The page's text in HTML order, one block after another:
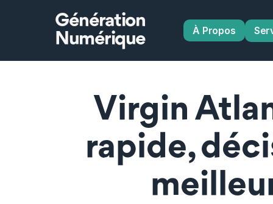
Génération
Numérique
À Propos
Virgin
rapide,